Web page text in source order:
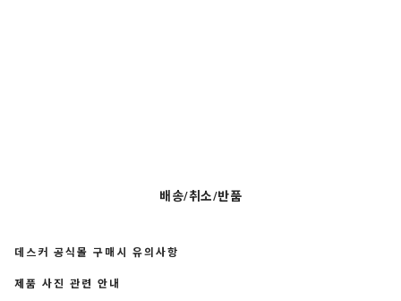
배송/취소/반품
데스커 공식몰 구매시 유의사항
제품 사진 관련 안내